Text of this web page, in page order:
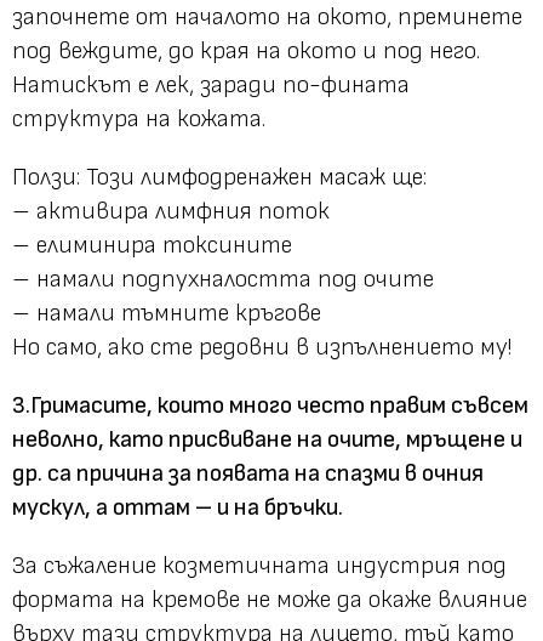
започнете от началото на окото, преминете
под веждите, до края на окото и под него.
Натискът е лек, заради по-фината
структура на кожата.
Ползи: Този лимфодренажен масаж ще:
– активира лимфния поток
– елиминира токсините
– намали подпухналостта под очите
– намали тъмните кръгове
Но само, ако сте редовни в изпълнението му!
3.Гримасите, които много често правим съвсем
неволно, като присвиване на очите, мръщене и
др. са причина за появата на спазми в очния
мускул, а оттам – и на бръчки.
За съжаление козметичната индустрия под
формата на кремове не може да окаже влияние
върху тази структура на лицето, тъй като